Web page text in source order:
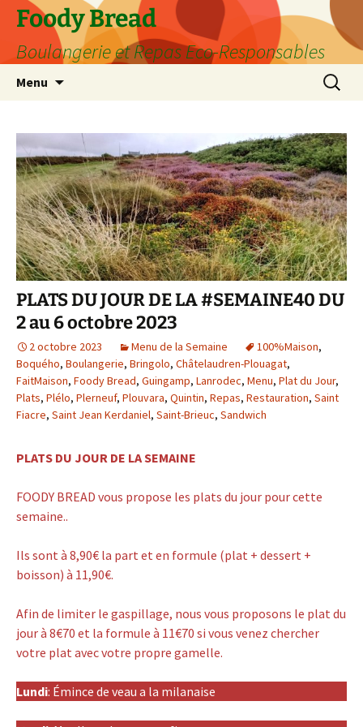
Aller
contenu
Foody Bread
Boulangerie et Repas Eco-Responsables
Menu
PLATS DU JOUR DE LA #SEMAINE40 DU
2 au 6 octobre 2023
2 octobre 2023 Menu de la Semaine 100%Maison,
Boquého, Boulangerie, Bringolo, Châtelaudren-Plouagat,
FaitMaison, Foody Bread, Guingamp, Lanrodec, Menu, Plat du Jour,
Plats, Plélo, Plerneuf, Plouvara, Quintin, Repas, Restauration, Saint
Fiacre, Saint Jean Kerdaniel, Saint-Brieuc, Sandwich
PLATS DU JOUR DE LA SEMAINE
FOODY BREAD vous propose les plats du jour pour cette
semaine..
Ils sont à 8,90€ la part et en formule (plat + dessert +
boisson) à 11,90€.
Afin de limiter le gaspillage, nous vous proposons le plat du
jour à 8€70 et la formule à 11€70 si vous venez chercher
votre plat avec votre propre gamelle.
Lundi: Émince de veau a la milanaise